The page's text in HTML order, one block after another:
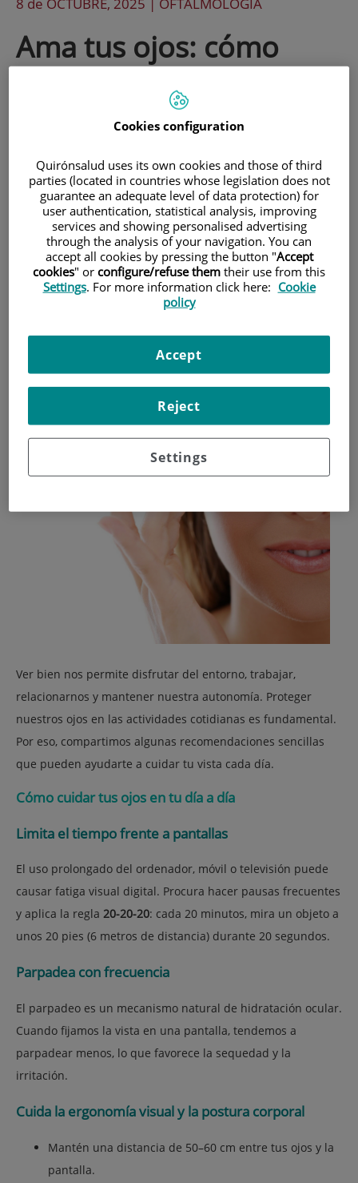
Ama tus ojos: cómo
cuidar tus ojos en tu día
Con motivo del Día Mundial de la Salud
Visual 2025, desde INOF recordamos la
importancia de cuidar la vista cada día.
Pequeños hábitos como descansar de las
pantallas, mantener una buena postura o
acudir a revisiones periódicas ayudan a
problemas visuales.
Ver bien nos permite disfrutar del entorno, trabajar,
relacionarnos y mantener nuestra autonomía. Proteger
nuestros ojos en las actividades cotidianas es fundamental.
Por eso, compartimos algunas recomendaciones sencillas
que pueden ayudarte a cuidar tu vista cada día.
Cómo cuidar tus ojos en tu día a día
Limita el tiempo frente a pantallas
El uso prolongado del ordenador, móvil o televisión puede
causar fatiga visual digital. Procura hacer pausas frecuentes
y aplica la regla 20-20-20: cada 20 minutos, mira un objeto a
unos 20 pies (6 metros de distancia) durante 20 segundos.
Parpadea con frecuencia
El parpadeo es un mecanismo natural de hidratación ocular.
Cuando fijamos la vista en una pantalla, tendemos a
parpadear menos, lo que favorece la sequedad y la
irritación.
Cuida la ergonomía visual y la postura corporal
Mantén una distancia de 50–60 cm entre tus ojos y la
pantalla.
Cookies configuration
Quirónsalud uses its own cookies and those of third
parties (located in countries whose legislation does not
guarantee an adequate level of data protection) for
user authentication, statistical analysis, improving
services and showing personalised advertising
through the analysis of your navigation. You can
accept all cookies by pressing the button "Accept
cookies" or configure/refuse them their use from this
Settings. For more information click here: Cookie
policy
Settings
Reject
Accept